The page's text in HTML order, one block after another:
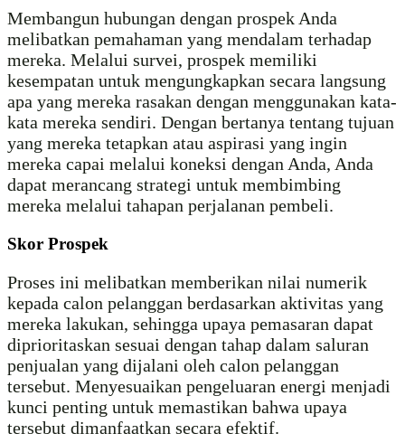
Membangun hubungan dengan prospek Anda
melibatkan pemahaman yang mendalam terhadap
mereka. Melalui survei, prospek memiliki
kesempatan untuk mengungkapkan secara langsung
apa yang mereka rasakan dengan menggunakan kata-
kata mereka sendiri. Dengan bertanya tentang tujuan
yang mereka tetapkan atau aspirasi yang ingin
mereka capai melalui koneksi dengan Anda, Anda
dapat merancang strategi untuk membimbing
mereka melalui tahapan perjalanan pembeli.
Skor Prospek
Proses ini melibatkan memberikan nilai numerik
kepada calon pelanggan berdasarkan aktivitas yang
mereka lakukan, sehingga upaya pemasaran dapat
diprioritaskan sesuai dengan tahap dalam saluran
penjualan yang dijalani oleh calon pelanggan
tersebut. Menyesuaikan pengeluaran energi menjadi
kunci penting untuk memastikan bahwa upaya
tersebut dimanfaatkan secara efektif.